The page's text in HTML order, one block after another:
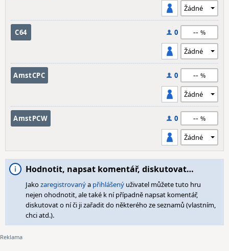
C64 0 --
AmstCPC 0 --
AmstPCW 0 --
Hodnotit, napsat komentář, diskutovat…
Jakozaregistrovanýa přihlášený uživatel můžete tuto hru
nejen ohodnotit, ale také k ní případně napsat komentář,
diskutovat o ní či ji zařadit do některého ze seznamů (vlastním,
chci atd.).